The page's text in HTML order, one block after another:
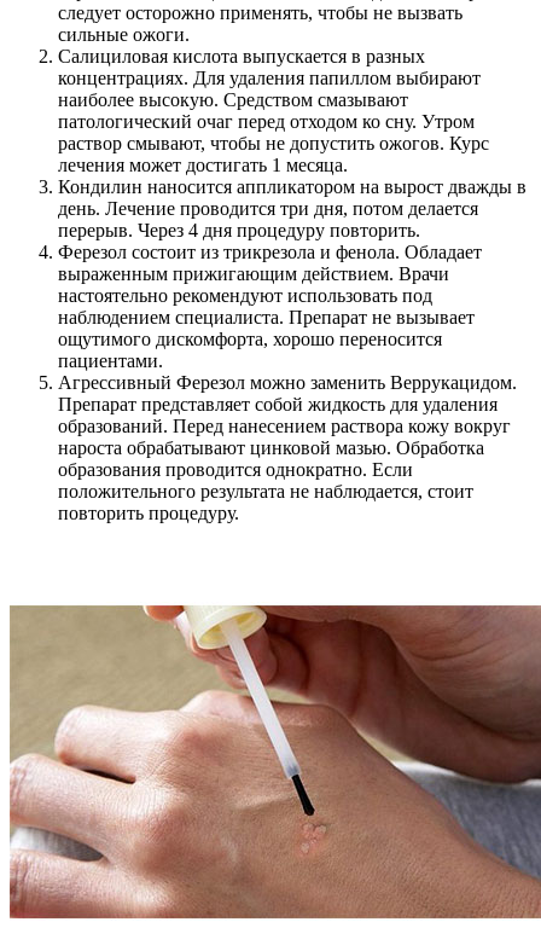
следует осторожно применять, чтобы не вызвать
сильные ожоги.
Салициловая кислота выпускается в разных
концентрациях. Для удаления папиллом выбирают
наиболее высокую. Средством смазывают
патологический очаг перед отходом ко сну. Утром
раствор смывают, чтобы не допустить ожогов. Курс
лечения может достигать 1 месяца.
Кондилин наносится аппликатором на вырост дважды в
день. Лечение проводится три дня, потом делается
перерыв. Через 4 дня процедуру повторить.
Ферезол состоит из трикрезола и фенола. Обладает
выраженным прижигающим действием. Врачи
настоятельно рекомендуют использовать под
наблюдением специалиста. Препарат не вызывает
ощутимого дискомфорта, хорошо переносится
пациентами.
Агрессивный Ферезол можно заменить Веррукацидом.
Препарат представляет собой жидкость для удаления
образований. Перед нанесением раствора кожу вокруг
нароста обрабатывают цинковой мазью. Обработка
образования проводится однократно. Если
положительного результата не наблюдается, стоит
повторить процедуру.